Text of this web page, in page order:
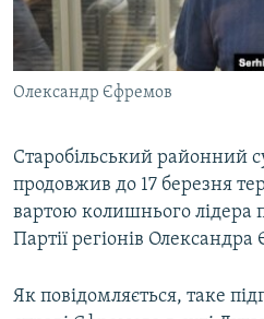
ВІДЕОУРОКИ «ELIFBE»
СВІДЧЕННЯ ОКУПАЦІЇ
УКРАЇНСЬКА ПРОБЛЕМА КРИМУ
Русский
Qırımtatar
Усі сайти RFE/RL
Олександр Єфремов
Старобільський районний
продовжив до 17 березня
вартою колишнього лідера
Партії регіонів
Як повідомляється, таке